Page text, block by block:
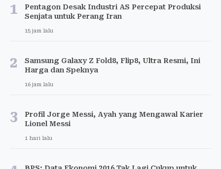
1
Pentagon Desak Industri AS Percepat Produksi
Senjata untuk Perang Iran
15 jam lalu
2
Samsung Galaxy Z Fold8, Flip8, Ultra Resmi, Ini
Harga dan Speknya
16 jam lalu
3
Profil Jorge Messi, Ayah yang Mengawal Karier
Lionel Messi
1 hari lalu